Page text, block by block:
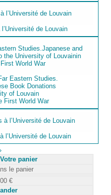
de Louvain
Eastern Studies.
Book Donations
of Louvain
First World War
l’Université de Louvain
Votre panier
le panier
€